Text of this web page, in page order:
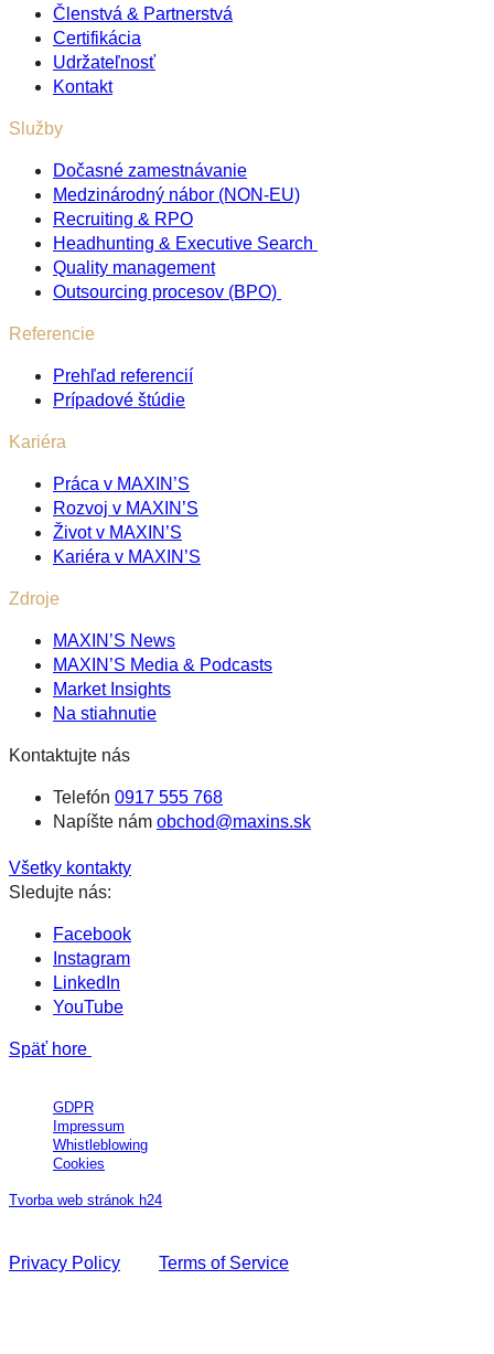
Členstvá & Partnerstvá
Certifikácia
Udržateľnosť
Kontakt
Služby
Dočasné zamestnávanie
Medzinárodný nábor (NON-EU)
Recruiting & RPO
Headhunting & Executive Search
Quality management
Outsourcing procesov (BPO)
Referencie
Prehľad referencií
Prípadové štúdie
Kariéra
Práca v MAXIN’S
Rozvoj v MAXIN’S
Život v MAXIN’S
Kariéra v MAXIN’S
Zdroje
MAXIN’S News
MAXIN’S Media & Podcasts
Market Insights
Na stiahnutie
Kontaktujte nás
Telefón 0917 555 768
Napíšte nám obchod@maxins.sk
Všetky kontakty
Sledujte nás:
Facebook
Instagram
LinkedIn
YouTube
Späť hore
GDPR
Impressum
Whistleblowing
Cookies
Tvorba web stránok h24
Privacy Policy
Terms of Service